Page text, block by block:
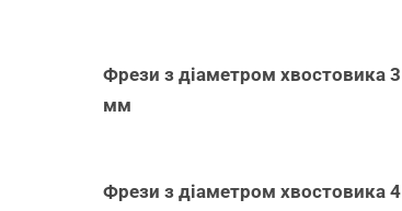
Фрези з діаметром хвостовика 3
мм
Фрези з діаметром хвостовика 4